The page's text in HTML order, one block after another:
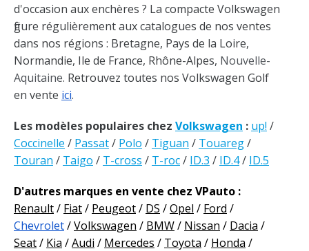
d'occasion aux enchères ? La compacte Volkswagen
figure régulièrement aux catalogues de nos ventes
dans nos régions : Bretagne, Pays de la Loire,
Normandie, Ile de France, Rhône-Alpes, Nouvelle-
Aquitaine. Retrouvez toutes nos Volkswagen Golf
en vente ici.
Les modèles populaires chez Volkswagen : up! /
Coccinelle / Passat/ Polo / Tiguan / Touareg/
Touran / Taigo / T-cross / T-roc/ ID.3 / ID.4/ ID.5
D'autres marques en vente chez VPauto :
Renault/ Fiat/ Peugeot/ DS /Opel / Ford /
Chevrolet/Volkswagen / BMW/ Nissan / Dacia /
Seat/ Kia /Audi / Mercedes / Toyota / Honda /